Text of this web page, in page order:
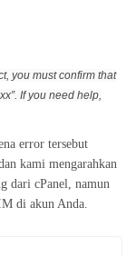
you must confirm that
If you need help,
error tersebut
kami mengarahkan
dari cPanel, namun
di akun Anda.